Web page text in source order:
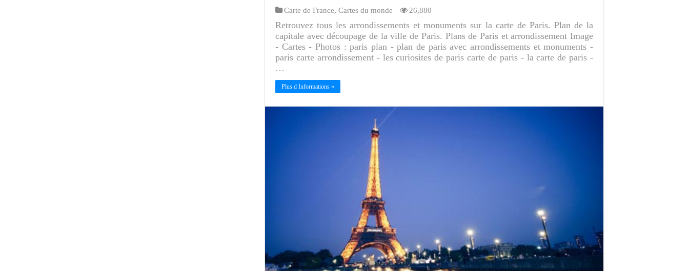
Carte de France, Cartes du monde 26,880
Retrouvez tous les arrondissements et monuments sur la carte de Paris. Plan de la
capitale avec découpage de la ville de Paris. Plans de Paris et arrondissement Image
- Cartes - Photos : paris plan - plan de paris avec arrondissements et monuments -
paris carte arrondissement - les curiosites de paris carte de paris - la carte de paris -
…
Plus d Informations »